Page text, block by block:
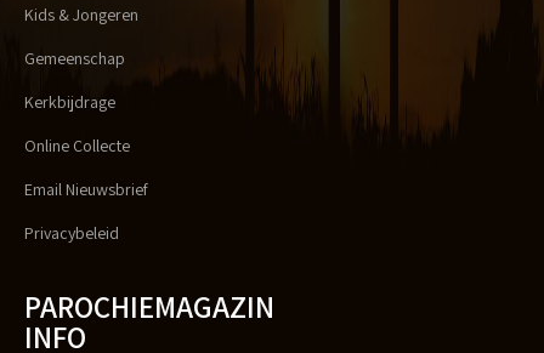
Kids & Jongeren
Gemeenschap
Kerkbijdrage
Online Collecte
Email Nieuwsbrief
Privacybeleid
PAROCHIEMAGAZIN
INFO